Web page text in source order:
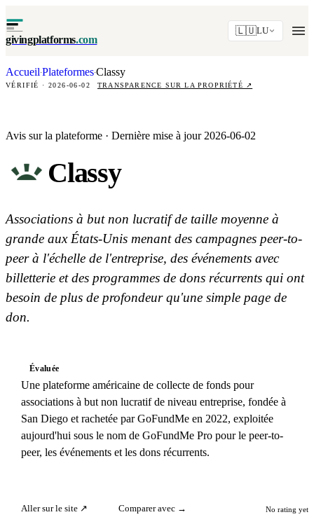
givingplatforms.com
🇱🇺LU
Accueil·Plateformes·Classy
VÉRIFIÉ · 2026-06-02 TRANSPARENCE SUR LA PROPRIÉTÉ ↗
Avis sur la plateforme · Dernière mise à jour 2026-06-02
Classy
Associations à but non lucratif de taille moyenne à
grande aux États-Unis menant des campagnes peer-to-
peer à l'échelle de l'entreprise, des événements avec
billetterie et des programmes de dons récurrents qui ont
besoin de plus de profondeur qu'une simple page de
don.
Évaluée
Une plateforme américaine de collecte de fonds pour
associations à but non lucratif de niveau entreprise, fondée à
San Diego et rachetée par GoFundMe en 2022, exploitée
aujourd'hui sous le nom de GoFundMe Pro pour le peer-to-
peer, les événements et les dons récurrents.
Aller sur le site ↗ Comparer avec → No rating yet